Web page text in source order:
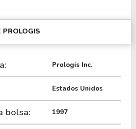
dividend yeld da PLD ficou em
adquirida no exterior através
Prologis Inc.
Estados Unidos
bolsa: 1997